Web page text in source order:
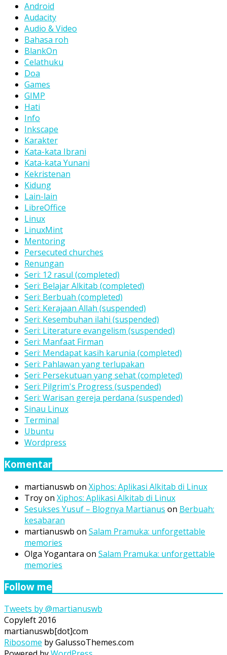
Android
Audacity
Audio & Video
Bahasa roh
BlankOn
Celathuku
Doa
Games
GIMP
Hati
Info
Inkscape
Karakter
Kata-kata Ibrani
Kata-kata Yunani
Kekristenan
Kidung
Lain-lain
LibreOffice
Linux
LinuxMint
Mentoring
Persecuted churches
Renungan
Seri: 12 rasul (completed)
Seri: Belajar Alkitab (completed)
Seri: Berbuah (completed)
Seri: Kerajaan Allah (suspended)
Seri: Kesembuhan ilahi (suspended)
Seri: Literature evangelism (suspended)
Seri: Manfaat Firman
Seri: Mendapat kasih karunia (completed)
Seri: Pahlawan yang terlupakan
Seri: Persekutuan yang sehat (completed)
Seri: Pilgrim's Progress (suspended)
Seri: Warisan gereja perdana (suspended)
Sinau Linux
Terminal
Ubuntu
Wordpress
Komentar
martianuswb on Xiphos: Aplikasi Alkitab di Linux
Troyon Xiphos: Aplikasi Alkitab di Linux
Sesukses Yusuf – Blognya Martianus on Berbuah:
kesabaran
martianuswb on Salam Pramuka: unforgettable
memories
Olga Yogantara on Salam Pramuka: unforgettable
memories
Follow me
Tweets by @martianuswb
Copyleft 2016
martianuswb[dot]com
Ribosome by GalussoThemes.com